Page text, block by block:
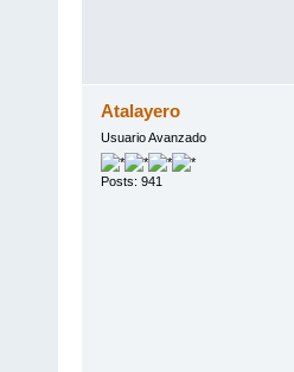
Atalayero
Usuario Avanzado
Posts: 941